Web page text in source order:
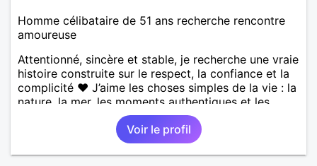
Homme célibataire de 51 ans recherche rencontre
amoureuse
Attentionné, sincère et stable, je recherche une vraie
histoire construite sur le respect, la confiance et la
complicité ❤️ J’aime les choses simples de la vie : la
nature, la mer, les moments authentiques et les
personnes au grand cœur 🌊🌿 Très câlin et
affectueux, j’adore les petits moments de tendresse
et les calinous réguliers 😊❤️ La solitude finit parfois
par peser, alors si tu es en Nouvelle-Calédonie et
Voir le profil